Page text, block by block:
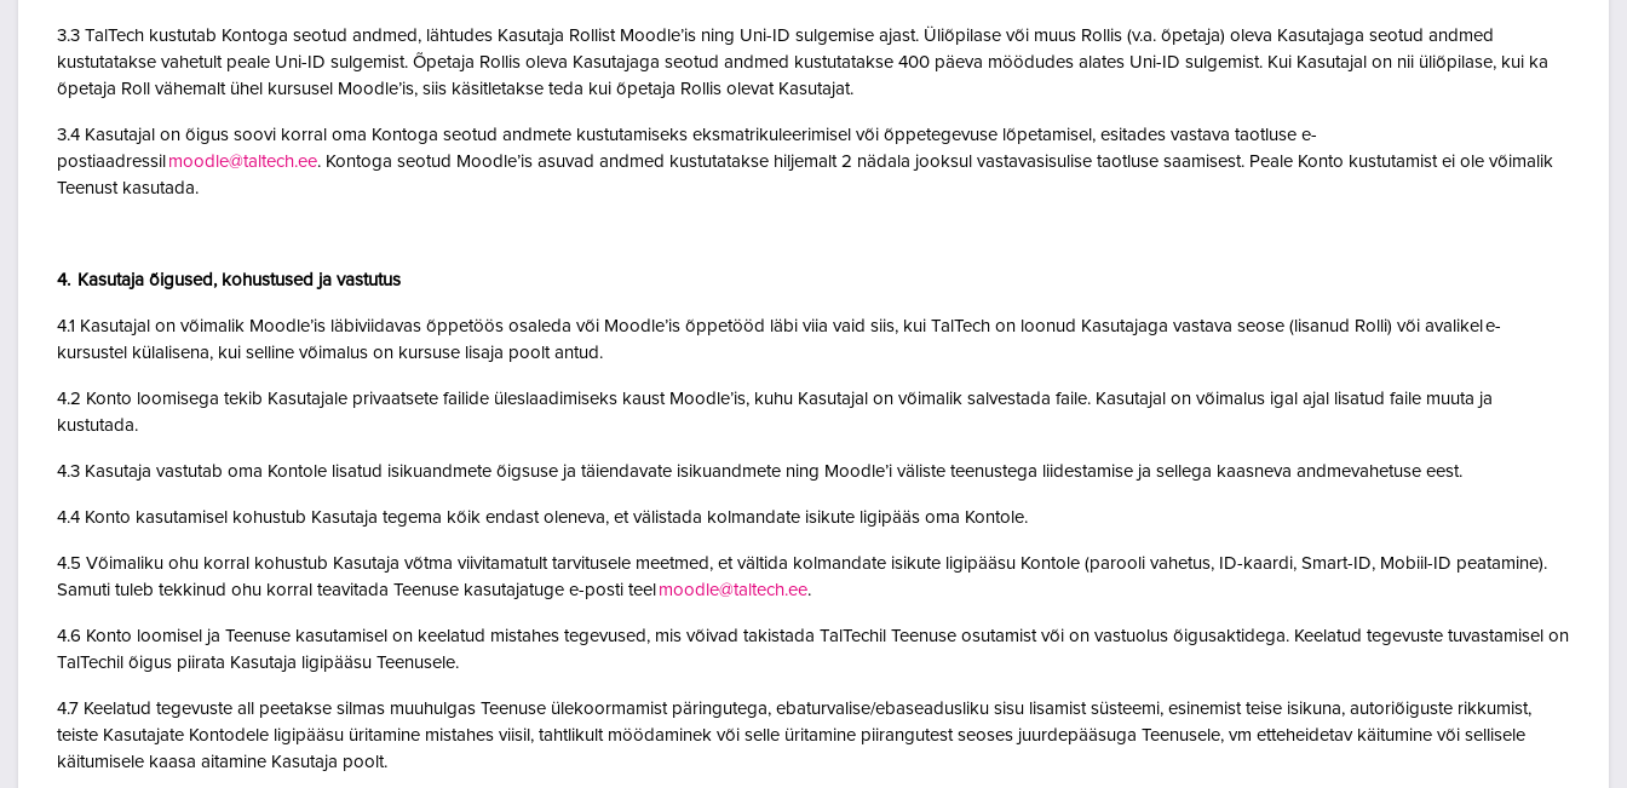
3.3 TalTech kustutab Kontoga seotud andmed, lähtudes Kasutaja Rollist Moodle’is ning Uni-ID sulgemise ajast. Üliõpilase või muus Rollis (v.a. õpetaja) oleva Kasutajaga seotud andmed
kustutatakse vahetult peale Uni-ID sulgemist. Õpetaja Rollis oleva Kasutajaga seotud andmed kustutatakse 400 päeva möödudes alates Uni-ID sulgemist. Kui Kasutajal on nii üliõpilase, kui ka
õpetaja Roll vähemalt ühel kursusel Moodle’is, siis käsitletakse teda kui õpetaja Rollis olevat Kasutajat.
3.4 Kasutajal on õigus soovi korral oma Kontoga seotud andmete kustutamiseks eksmatrikuleerimisel või õppetegevuse lõpetamisel, esitades vastava taotluse e-
postiaadressil moodle@taltech.ee. Kontoga seotud Moodle’is asuvad andmed kustutatakse hiljemalt 2 nädala jooksul vastavasisulise taotluse saamisest. Peale Konto kustutamist ei ole võimalik
Teenust kasutada.
4. Kasutaja õigused, kohustused ja vastutus
4.1 Kasutajal on võimalik Moodle’is läbiviidavas õppetöös osaleda või Moodle’is õppetööd läbi viia vaid siis, kui TalTech on loonud Kasutajaga vastava seose (lisanud Rolli) või avalikel e-
kursustel külalisena, kui selline võimalus on kursuse lisaja poolt antud.
4.2 Konto loomisega tekib Kasutajale privaatsete failide üleslaadimiseks kaust Moodle’is, kuhu Kasutajal on võimalik salvestada faile. Kasutajal on võimalus igal ajal lisatud faile muuta ja
kustutada.
4.3 Kasutaja vastutab oma Kontole lisatud isikuandmete õigsuse ja täiendavate isikuandmete ning Moodle’i väliste teenustega liidestamise ja sellega kaasneva andmevahetuse eest.
4.4 Konto kasutamisel kohustub Kasutaja tegema kõik endast oleneva, et välistada kolmandate isikute ligipääs oma Kontole.
4.5 Võimaliku ohu korral kohustub Kasutaja võtma viivitamatult tarvitusele meetmed, et vältida kolmandate isikute ligipääsu Kontole (parooli vahetus, ID-kaardi, Smart-ID, Mobiil-ID peatamine).
Samuti tuleb tekkinud ohu korral teavitada Teenuse kasutajatuge e-posti teel moodle@taltech.ee.
4.6 Konto loomisel ja Teenuse kasutamisel on keelatud mistahes tegevused, mis võivad takistada TalTechil Teenuse osutamist või on vastuolus õigusaktidega. Keelatud tegevuste tuvastamisel on
TalTechil õigus piirata Kasutaja ligipääsu Teenusele.
4.7 Keelatud tegevuste all peetakse silmas muuhulgas Teenuse ülekoormamist päringutega, ebaturvalise/ebaseadusliku sisu lisamist süsteemi, esinemist teise isikuna, autoriõiguste rikkumist,
teiste Kasutajate Kontodele ligipääsu üritamine mistahes viisil, tahtlikult möödaminek või selle üritamine piirangutest seoses juurdepääsuga Teenusele, vm etteheidetav käitumine või sellisele
käitumisele kaasa aitamine Kasutaja poolt.